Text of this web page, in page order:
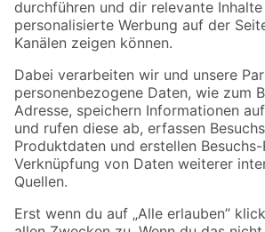
Folge uns
Zahlungsarten
Sicher einkaufen